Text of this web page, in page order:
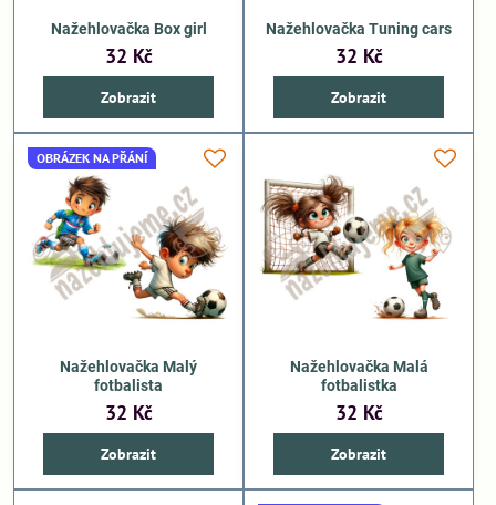
Nažehlovačka Box girl
32 Kč
Zobrazit
Nažehlovačka Tuning cars
32 Kč
Zobrazit
OBRÁZEK NA PŘÁNÍ
Nažehlovačka Malý
fotbalista
32 Kč
Zobrazit
Nažehlovačka Malá
fotbalistka
32 Kč
Zobrazit